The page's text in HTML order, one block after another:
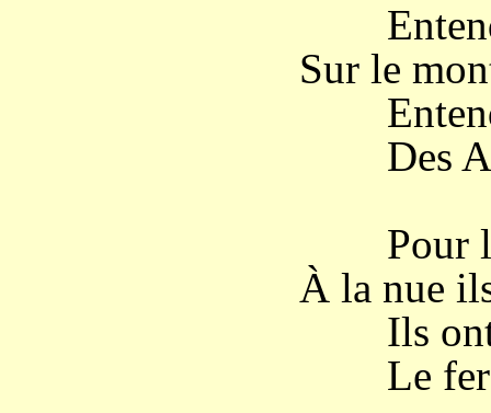
Sur le
Des
Pour
À la nue
Ils ont
Le fer